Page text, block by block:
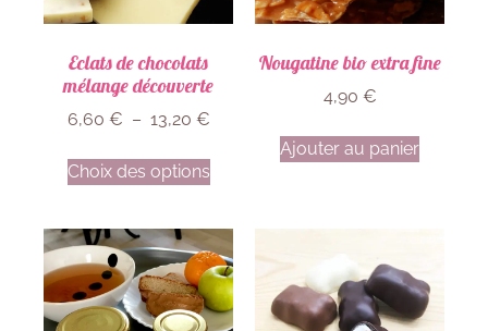
Eclats de chocolats
mélange découverte
6,60 € – 13,20 €
Choix des options
Nougatine bio extra fine
4,90 €
Ajouter au panier